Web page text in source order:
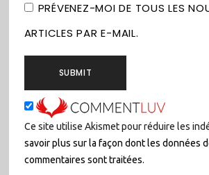
PRÉVENEZ-MOI DE TOUS LES
ARTICLES PAR E-MAIL.
Ce site utilise Akismet pour réduire les
savoir plus sur la façon dont les données
commentaires sont traitées.